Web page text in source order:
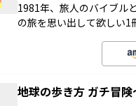
1981年、旅人のバイブル
の旅を思い出して欲しい1
地球の歩き方 ガチ冒